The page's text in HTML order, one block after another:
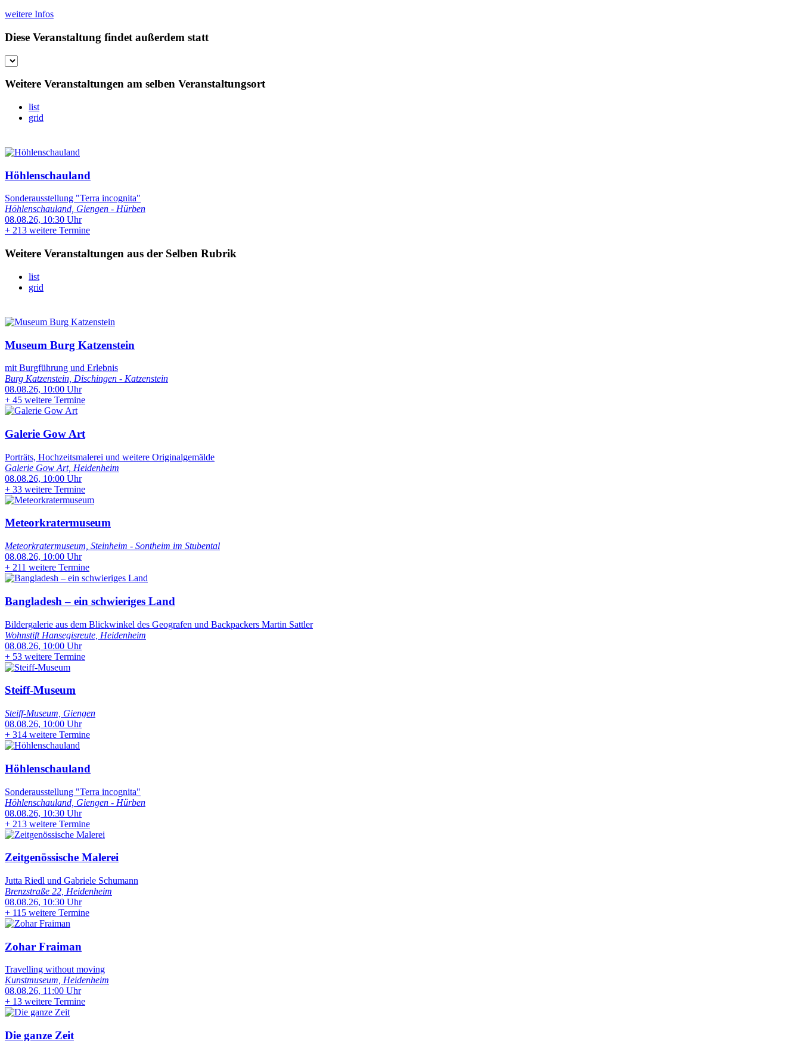
weitere Infos
Diese Veranstaltung findet außerdem statt
Weitere Veranstaltungen am selben Veranstaltungsort
list
grid
Höhlenschauland
Sonderausstellung "Terra incognita"
Höhlenschauland, Giengen - Hürben
08.08.26, 10:30 Uhr
+ 213 weitere Termine
Weitere Veranstaltungen aus der Selben Rubrik
list
grid
Museum Burg Katzenstein
mit Burgführung und Erlebnis
Burg Katzenstein, Dischingen - Katzenstein
08.08.26, 10:00 Uhr
+ 45 weitere Termine
Galerie Gow Art
Porträts, Hochzeitsmalerei und weitere Originalgemälde
Galerie Gow Art, Heidenheim
08.08.26, 10:00 Uhr
+ 33 weitere Termine
Meteorkratermuseum
Meteorkratermuseum, Steinheim - Sontheim im Stubental
08.08.26, 10:00 Uhr
+ 211 weitere Termine
Bangladesh – ein schwieriges Land
Bildergalerie aus dem Blickwinkel des Geografen und Backpackers Martin Sattler
Wohnstift Hansegisreute, Heidenheim
08.08.26, 10:00 Uhr
+ 53 weitere Termine
Steiff-Museum
Steiff-Museum, Giengen
08.08.26, 10:00 Uhr
+ 314 weitere Termine
Höhlenschauland
Sonderausstellung "Terra incognita"
Höhlenschauland, Giengen - Hürben
08.08.26, 10:30 Uhr
+ 213 weitere Termine
Zeitgenössische Malerei
Jutta Riedl und Gabriele Schumann
Brenzstraße 22, Heidenheim
08.08.26, 10:30 Uhr
+ 115 weitere Termine
Zohar Fraiman
Travelling without moving
Kunstmuseum, Heidenheim
08.08.26, 11:00 Uhr
+ 13 weitere Termine
Die ganze Zeit